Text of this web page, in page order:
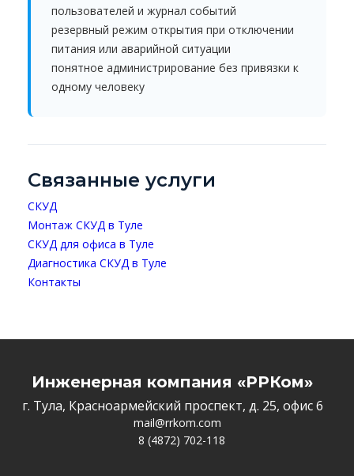
пользователей и журнал событий
резервный режим открытия при отключении
питания или аварийной ситуации
понятное администрирование без привязки к
одному человеку
Связанные услуги
СКУД
Монтаж СКУД в Туле
СКУД для офиса в Туле
Диагностика СКУД в Туле
Контакты
Инженерная компания «РРКом»
г. Тула, Красноармейский проспект, д. 25, офис 6
mail@rrkom.com
8 (4872) 702-118